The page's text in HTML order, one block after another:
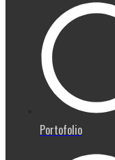
Portofolio